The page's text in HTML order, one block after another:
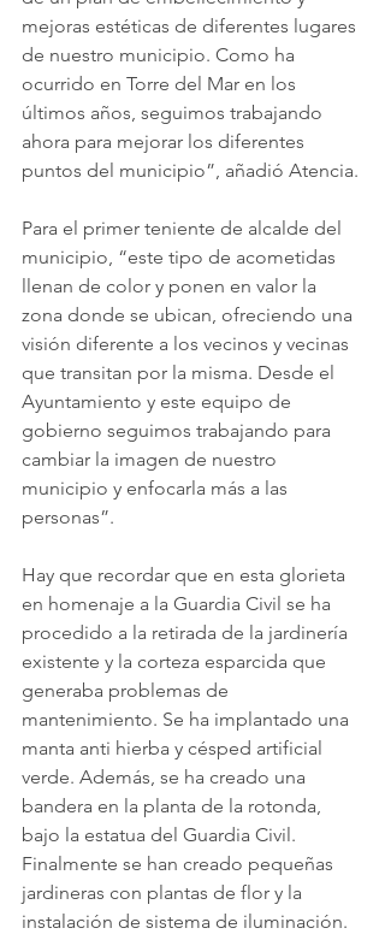
mejoras estéticas de diferentes lugares
de nuestro municipio. Como ha
ocurrido en Torre del Mar en los
últimos años, seguimos trabajando
ahora para mejorar los diferentes
puntos del municipio”, añadió Atencia.
Para el primer teniente de alcalde del
municipio, “este tipo de acometidas
llenan de color y ponen en valor la
zona donde se ubican, ofreciendo una
visión diferente a los vecinos y vecinas
que transitan por la misma. Desde el
Ayuntamiento y este equipo de
gobierno seguimos trabajando para
cambiar la imagen de nuestro
municipio y enfocarla más a las
personas”.
Hay que recordar que en esta glorieta
en homenaje a la Guardia Civil se ha
procedido a la retirada de la jardinería
existente y la corteza esparcida que
generaba problemas de
mantenimiento. Se ha implantado una
manta anti hierba y césped artificial
verde. Además, se ha creado una
bandera en la planta de la rotonda,
bajo la estatua del Guardia Civil.
Finalmente se han creado pequeñas
jardineras con plantas de flor y la
instalación de sistema de iluminación.